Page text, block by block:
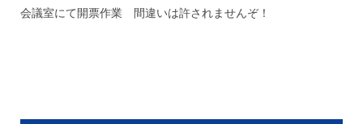
会議室にて開票作業 間違いは許されませんぞ！